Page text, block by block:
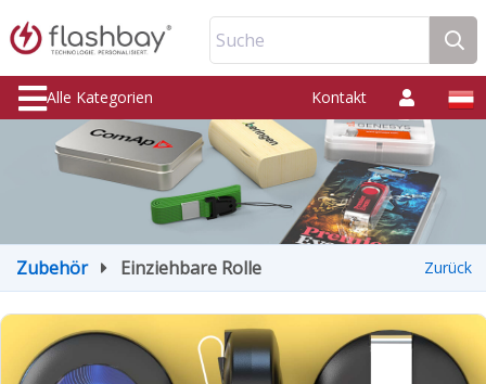
Suche
Alle Kategorien Kontakt
Zubehör Einziehbare Rolle Zurück